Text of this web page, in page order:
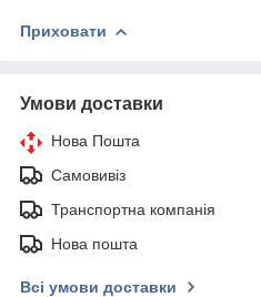
Приховати
Умови доставки
Нова Пошта
Самовивіз
Транспортна компанія
Нова пошта
Всі умови доставки